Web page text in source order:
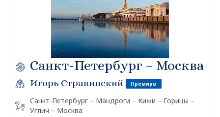
Санкт-Петербург – Москва
Игорь Стравинский Премиум
Санкт-Петербург – Мандроги – Кижи – Горицы –
Углич – Москва